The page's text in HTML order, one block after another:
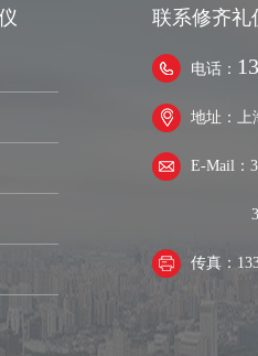
联系修齐礼
电话：
地址：上
E-Mail：
传真：